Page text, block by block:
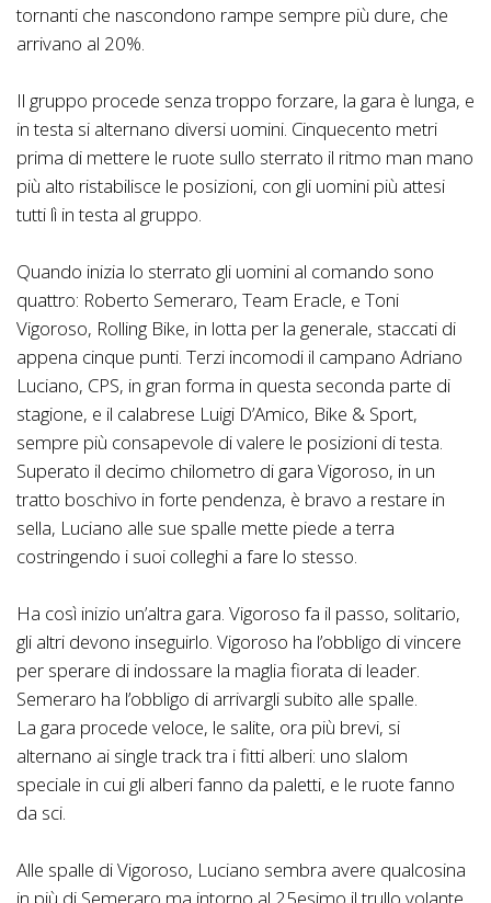
tornanti che nascondono rampe sempre più dure, che
arrivano al 20%.
Il gruppo procede senza troppo forzare, la gara è lunga, e
in testa si alternano diversi uomini. Cinquecento metri
prima di mettere le ruote sullo sterrato il ritmo man mano
più alto ristabilisce le posizioni, con gli uomini più attesi
tutti lì in testa al gruppo.
Quando inizia lo sterrato gli uomini al comando sono
quattro: Roberto Semeraro, Team Eracle, e Toni
Vigoroso, Rolling Bike, in lotta per la generale, staccati di
appena cinque punti. Terzi incomodi il campano Adriano
Luciano, CPS, in gran forma in questa seconda parte di
stagione, e il calabrese Luigi D’Amico, Bike & Sport,
sempre più consapevole di valere le posizioni di testa.
Superato il decimo chilometro di gara Vigoroso, in un
tratto boschivo in forte pendenza, è bravo a restare in
sella, Luciano alle sue spalle mette piede a terra
costringendo i suoi colleghi a fare lo stesso.
Ha così inizio un’altra gara. Vigoroso fa il passo, solitario,
gli altri devono inseguirlo. Vigoroso ha l’obbligo di vincere
per sperare di indossare la maglia fiorata di leader.
Semeraro ha l’obbligo di arrivargli subito alle spalle.
La gara procede veloce, le salite, ora più brevi, si
alternano ai single track tra i fitti alberi: uno slalom
speciale in cui gli alberi fanno da paletti, e le ruote fanno
da sci.
Alle spalle di Vigoroso, Luciano sembra avere qualcosina
in più di Semeraro ma intorno al 25esimo il trullo volante,